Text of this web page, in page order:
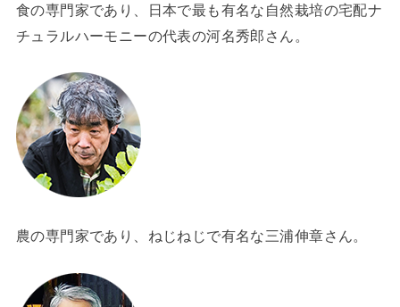
食の専門家であり、日本で最も有名な自然栽培の宅配ナ
チュラルハーモニーの代表の河名秀郎さん。
農の専門家であり、ねじねじで有名な三浦伸章さん。